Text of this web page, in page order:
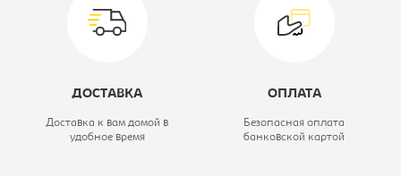
Глубина, мм: 600
Цветовое решение:
ДОСТАВКА
Доставка к вам домой в
удобное время
ОПЛАТА
Безопасная оплата
банковской картой